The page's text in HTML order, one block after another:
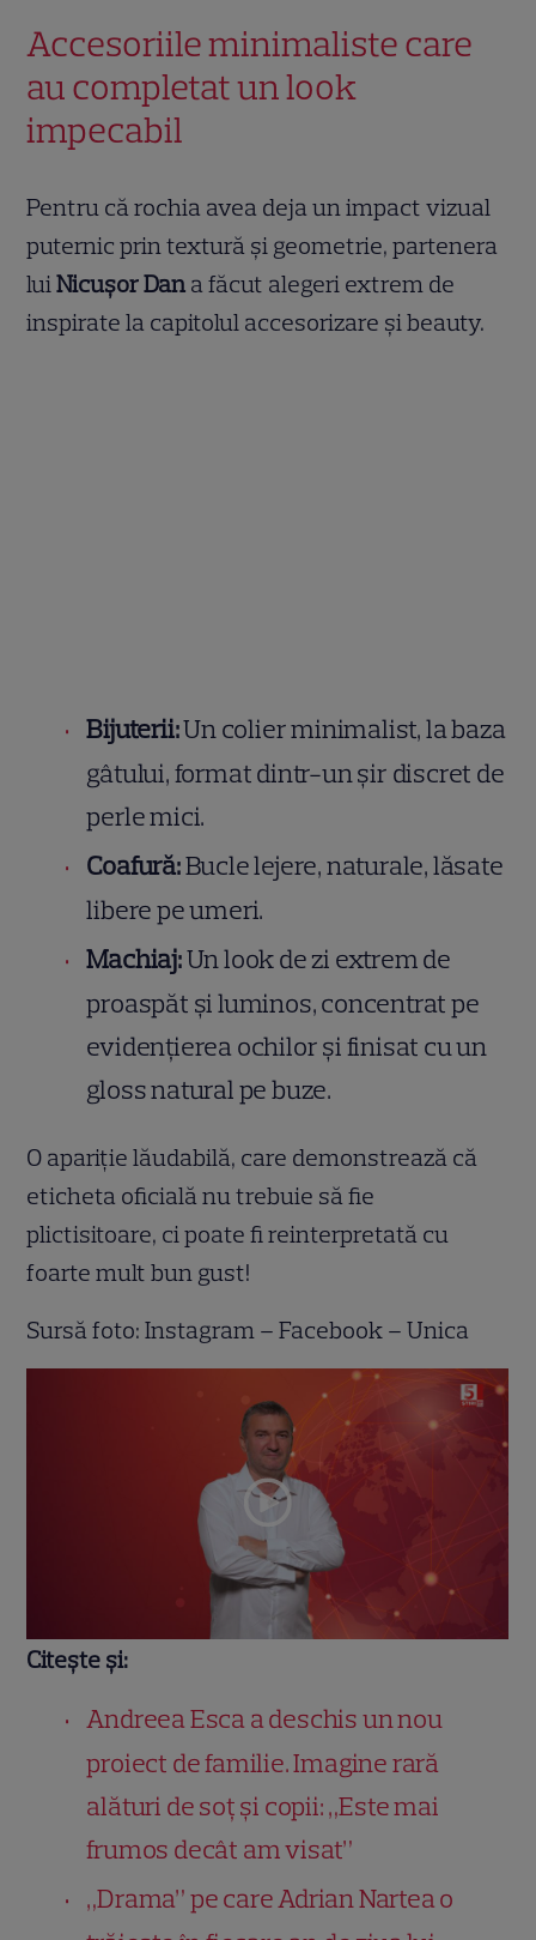
Accesoriile minimaliste care
au completat un look
impecabil
Pentru că rochia avea deja un impact vizual
puternic prin textură și geometrie, partenera
luiNicușor Dan a făcut alegeri extrem de
inspirate la capitolul accesorizare și beauty.
Bijuterii:Un colier minimalist, la baza
gâtului, format dintr-un șir discret de
perle mici.
Coafură:Bucle lejere, naturale, lăsate
libere pe umeri.
Machiaj:Un look de zi extrem de
proaspăt și luminos, concentrat pe
evidențierea ochilor și finisat cu un
gloss natural pe buze.
O apariție lăudabilă, care demonstrează că
eticheta oficială nu trebuie să fie
plictisitoare, ci poate fi reinterpretată cu
foarte mult bun gust!
Sursă foto: Instagram – Facebook – Unica
Citește și:
Andreea Esca a deschis un nou
proiect de familie. Imagine rară
alături de soț și copii: „Este mai
frumos decât am visat”
„Drama” pe care Adrian Nartea o